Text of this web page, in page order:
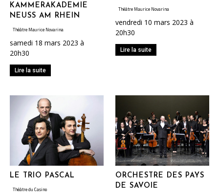
KAMMERAKADEMIE
NEUSS AM RHEIN
Théâtre Maurice Novarina
samedi 18 mars 2023 à
20h30
Lire la suite
Théâtre Maurice Novarina
vendredi 10 mars 2023 à
20h30
Lire la suite
LE TRIO PASCAL
Théâtre du Casino
ORCHESTRE DES PAYS
DE SAVOIE